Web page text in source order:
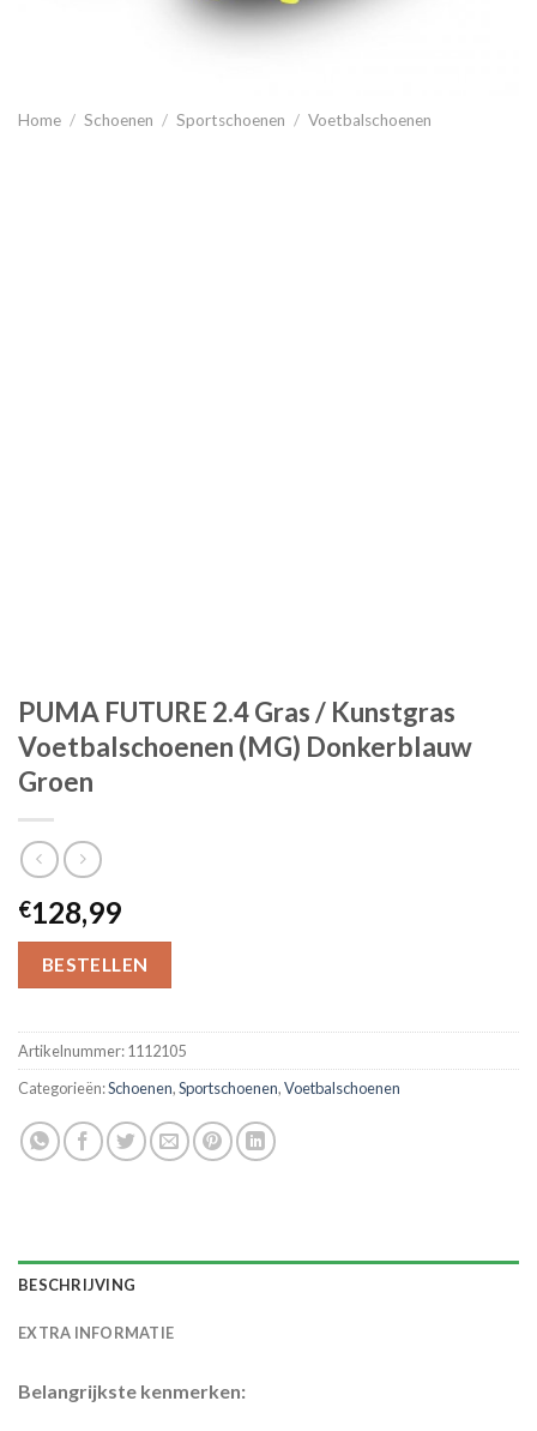
Home / Schoenen / Sportschoenen / Voetbalschoenen
PUMA FUTURE 2.4 Gras / Kunstgras
Voetbalschoenen (MG) Donkerblauw
Groen
€128,99
BESTELLEN
Artikelnummer:1112105
Categorieën:Schoenen,Sportschoenen,Voetbalschoenen
BESCHRIJVING
EXTRA INFORMATIE
Belangrijkste kenmerken: